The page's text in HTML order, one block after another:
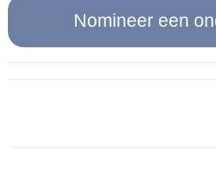
hadden gehad aan de grens
malen in stelling waren
één of ander alarm.Ook op 9
een andere boer, zag hij dat
van een parachute boven de
pluim, voor het helemaal licht
er een paar mannen even bij